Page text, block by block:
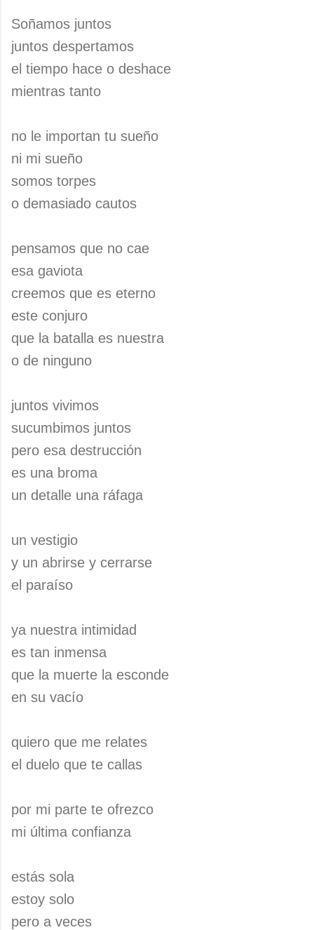
Soñamos juntos
juntos despertamos
el tiempo hace o deshace
mientras tanto
no le importan tu sueño
ni mi sueño
somos torpes
o demasiado cautos
pensamos que no cae
esa gaviota
creemos que es eterno
este conjuro
que la batalla es nuestra
o de ninguno
juntos vivimos
sucumbimos juntos
pero esa destrucción
es una broma
un detalle una ráfaga
un vestigio
y un abrirse y cerrarse
el paraíso
ya nuestra intimidad
es tan inmensa
que la muerte la esconde
en su vacío
quiero que me relates
el duelo que te callas
por mi parte te ofrezco
mi última confianza
estás sola
estoy solo
pero a veces